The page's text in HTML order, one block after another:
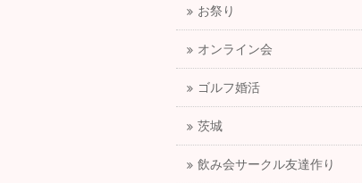
お祭り
オンライン会
ゴルフ婚活
茨城
飲み会サークル友達作り